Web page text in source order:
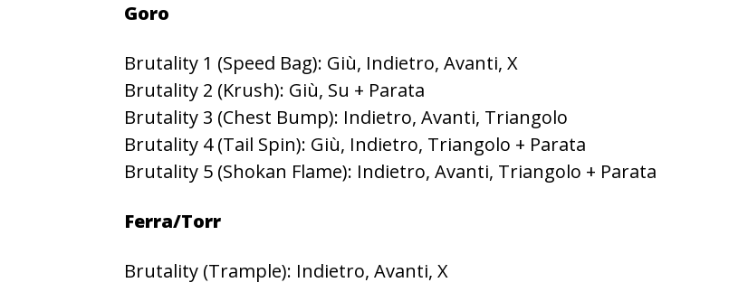
Goro
Brutality 1 (Speed Bag): Giù, Indietro, Avanti, X
Brutality 2 (Krush): Giù, Su + Parata
Brutality 3 (Chest Bump): Indietro, Avanti, Triangolo
Brutality 4 (Tail Spin): Giù, Indietro, Triangolo + Parata
Brutality 5 (Shokan Flame): Indietro, Avanti, Triangolo + Parata
Ferra/Torr
Brutality (Trample): Indietro, Avanti, X